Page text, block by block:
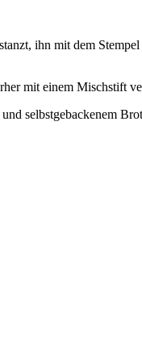
ihn mit dem
mit einem Mischstift
selbstgebackenem